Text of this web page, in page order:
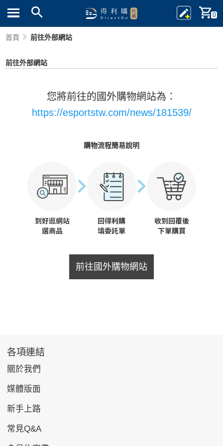
0
首頁 前往外部網站
前往外部網站
您將前往的國外購物網站為：
https://esportstw.com/news/181539/
購物流程簡易說明
前往國外購物網站
各項連結
關於我們
媒體版面
新手上路
常見Q&A